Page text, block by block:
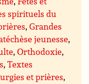
spirituels du
,Grandes
jeunesse,
,Orthodoxie,
,Textes
et prières,